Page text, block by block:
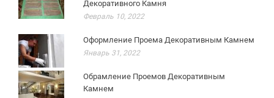
Декоративного Камня
Февраль 10, 2022
Оформление Проема Декоративным Камнем
Январь 31, 2022
Обрамление Проемов Декоративным
Камнем